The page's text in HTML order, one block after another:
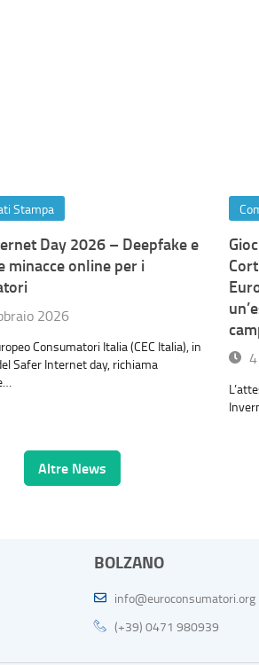
Stampa
Day 2026 – Deepfake e
minacce online per i
2026
Consumatori Italia (CEC Italia), in
Safer Internet day, richiama
Altre News
BOLZANO
info@euroconsumatori.org
(+39) 0471 980939